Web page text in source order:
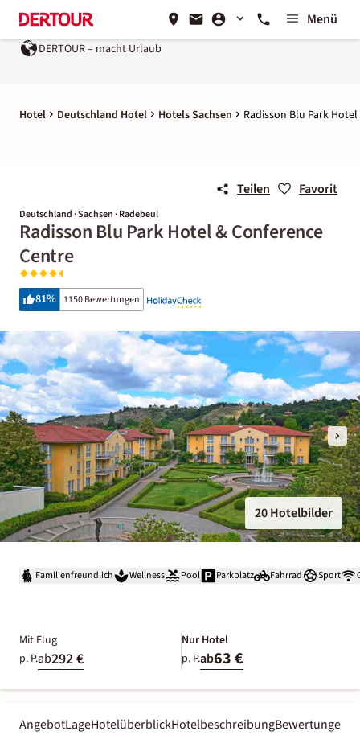
Menü
Urlaub Ein Unternehmen der
Hotel Deutschland Hotel Hotels Sachsen Radisson Blu Park
Teilen Favorit
Deutschland · Sachsen · Radebeul
Radisson Blu Park Hotel & Conference
Centre
81% 1150 Bewertungen
20 Hotelbilder
Familienfreundlich Wellness Pool Parkplatz Fahrrad Sport
Mit Flug
p. P.ab292 €
Nur Hotel
p. P.ab63 €
AngebotLageHotelüberblickHotelbeschreibungBewertungen